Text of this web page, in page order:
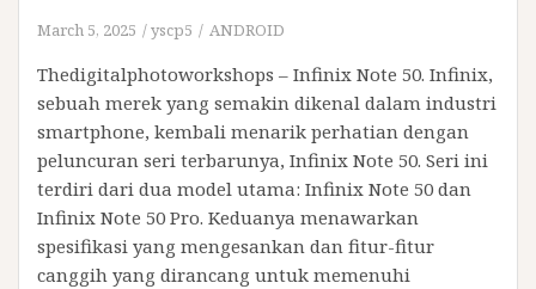
March 5, 2025 yscp5 ANDROID
Thedigitalphotoworkshops – Infinix Note 50. Infinix,
sebuah merek yang semakin dikenal dalam industri
smartphone, kembali menarik perhatian dengan
peluncuran seri terbarunya, Infinix Note 50. Seri ini
terdiri dari dua model utama: Infinix Note 50 dan
Infinix Note 50 Pro. Keduanya menawarkan
spesifikasi yang mengesankan dan fitur-fitur
canggih yang dirancang untuk memenuhi